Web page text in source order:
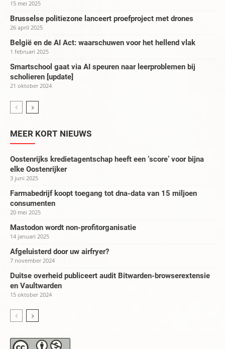
15 mei 2025
Brusselse politiezone lanceert proefproject met drones
26 april 2025
België en de AI Act: waarschuwen voor het hellend vlak
1 februari 2025
Smartschool gaat via AI speuren naar leerproblemen bij
scholieren [update]
21 oktober 2024
MEER KORT NIEUWS
Oostenrijks kredietagentschap heeft een ‘score’ voor bijna
elke Oostenrijker
3 juni 2025
Farmabedrijf koopt toegang tot dna-data van 15 miljoen
consumenten
20 mei 2025
Mastodon wordt non-profitorganisatie
14 januari 2025
Afgeluisterd door uw airfryer?
7 november 2024
Duitse overheid publiceert audit Bitwarden-browserextensie
en Vaultwarden
15 oktober 2024